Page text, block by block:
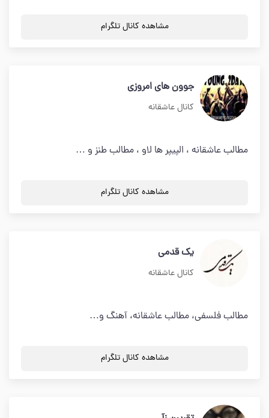
مشاهده کانال تلگرام
جوون های امروزی
کانال عاشقانه
مطالب عاشقانه ، الپیپر ها لاو ، مطالب طنز و …
مشاهده کانال تلگرام
یک قدمی
کانال عاشقانه
مطالب فلسفی، مطالب عاشقانه، آهنگ و…
مشاهده کانال تلگرام